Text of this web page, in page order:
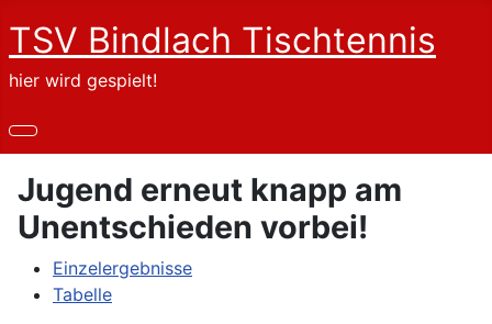
TSV Bindlach Tischtennis
hier wird gespielt!
Jugend erneut knapp am
Unentschieden vorbei!
Einzelergebnisse
Tabelle